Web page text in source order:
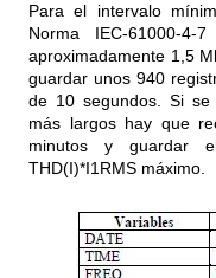
Para el intervalo
Norma IEC-61000-
aproximadamente 1,5
guardar unos 940
de 10 segundos. Si
más largos hay que
minutos y guardar
THD(I)*I1RMS máximo.